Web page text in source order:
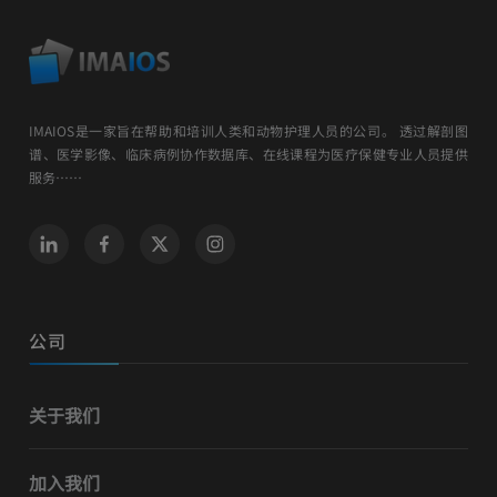
IMAIOS是一家旨在帮助和培训人类和动物护理人员的公司。 透过解剖图
谱、医学影像、临床病例协作数据库、在线课程为医疗保健专业人员提供
服务……
公司
关于我们
加入我们